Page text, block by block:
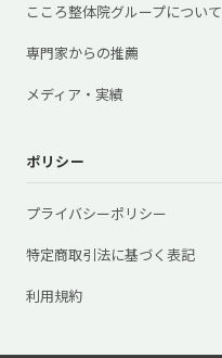
こころ整体院グループについて
専門家からの推薦
メディア・実績
ポリシー
プライバシーポリシー
特定商取引法に基づく表記
利用規約